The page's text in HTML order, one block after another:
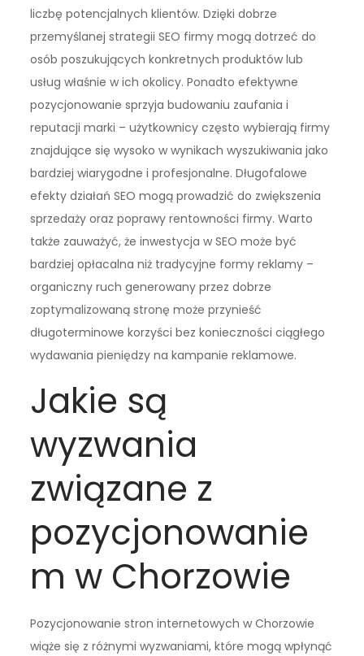
liczbę potencjalnych klientów. Dzięki dobrze
przemyślanej strategii SEO firmy mogą dotrzeć do
osób poszukujących konkretnych produktów lub
usług właśnie w ich okolicy. Ponadto efektywne
pozycjonowanie sprzyja budowaniu zaufania i
reputacji marki – użytkownicy często wybierają firmy
znajdujące się wysoko w wynikach wyszukiwania jako
bardziej wiarygodne i profesjonalne. Długofalowe
efekty działań SEO mogą prowadzić do zwiększenia
sprzedaży oraz poprawy rentowności firmy. Warto
także zauważyć, że inwestycja w SEO może być
bardziej opłacalna niż tradycyjne formy reklamy –
organiczny ruch generowany przez dobrze
zoptymalizowaną stronę może przynieść
długoterminowe korzyści bez konieczności ciągłego
wydawania pieniędzy na kampanie reklamowe.
Jakie są
wyzwania
związane z
pozycjonowanie
m w Chorzowie
Pozycjonowanie stron internetowych w Chorzowie
wiąże się z różnymi wyzwaniami, które mogą wpłynąć